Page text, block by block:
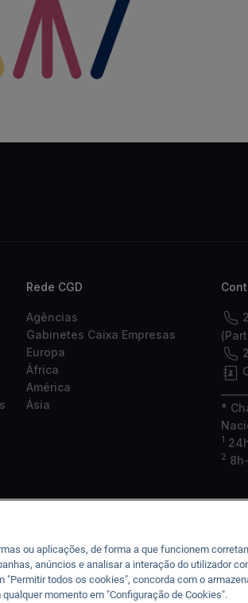
Rede CGD
Agências
Gabinetes Caixa Empresas
Europa
África
América
Ásia
*
1
2
A CGD está registada junto do Banco de
ou aplicações, de forma a que funcionem
anúncios e analisar a interação do utilizador
"Permitir todos os cookies", concorda com o
momento em "Configuração de Cookies".